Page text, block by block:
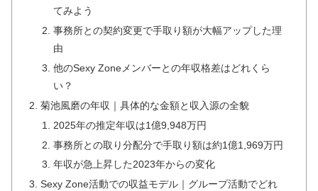
てみよう
事務所との契約変更で手取り額が大幅アップした理
由
他のSexy Zoneメンバーとの年収格差はどれくら
い？
菊池風磨の年収｜具体的な金額と収入源の全貌
2025年の推定年収は1億9,948万円
事務所との取り分配分で手取り額は約1億1,969万円
年収が急上昇した2023年からの変化
Sexy Zone活動での収益モデル｜グループ活動でどれ